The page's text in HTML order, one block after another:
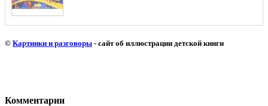
© Картинки и разговоры - сайт об иллюстрации детской книги
Комментарии